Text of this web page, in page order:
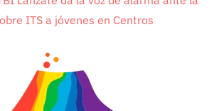
ITS a jóvenes en Centros